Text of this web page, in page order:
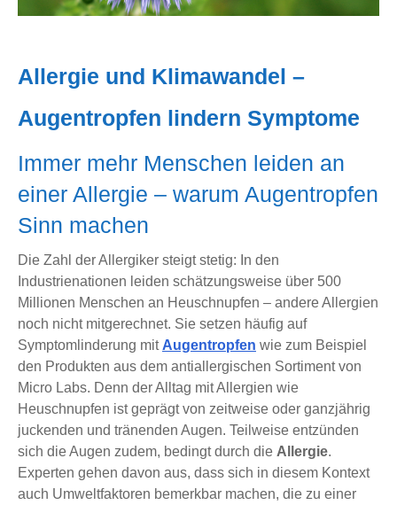
Allergie und Klimawandel –
Augentropfen lindern Symptome
Immer mehr Menschen leiden an
einer Allergie – warum Augentropfen
Sinn machen
Die Zahl der Allergiker steigt stetig: In den
Industrienationen leiden schätzungsweise über 500
Millionen Menschen an Heuschnupfen – andere Allergien
noch nicht mitgerechnet. Sie setzen häufig auf
Symptomlinderung mit Augentropfen wie zum Beispiel
den Produkten aus dem antiallergischen Sortiment von
Micro Labs. Denn der Alltag mit Allergien wie
Heuschnupfen ist geprägt von zeitweise oder ganzjährig
juckenden und tränenden Augen. Teilweise entzünden
sich die Augen zudem, bedingt durch die Allergie.
Experten gehen davon aus, dass sich in diesem Kontext
auch Umweltfaktoren bemerkbar machen, die zu einer